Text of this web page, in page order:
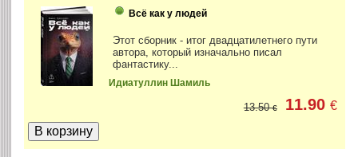
Всё как у людей
Этот сборник - итог двадцатилетнего пути
автора, который изначально писал
фантастику...
Идиатуллин Шамиль
13.50€ 11.90€